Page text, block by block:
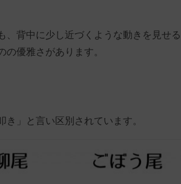
、背中に少し近づくような動きを見せる
優雅さがあります。
」と言い区別されています。